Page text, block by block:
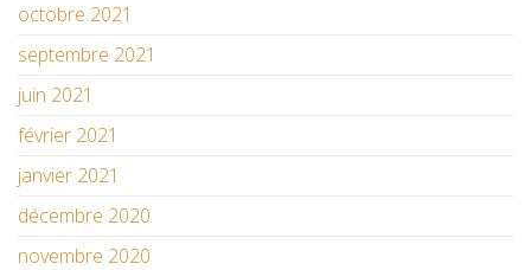
octobre 2021
septembre 2021
juin 2021
février 2021
janvier 2021
décembre 2020
novembre 2020